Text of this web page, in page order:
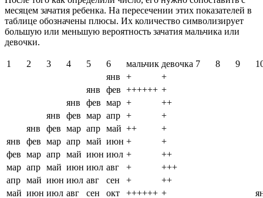
месяцем зачатия ребенка. На пересечении этих показателей в
таблице обозначены плюсы. Их количество символизирует
большую или меньшую вероятность зачатия мальчика или
девочки.
1 2 3 4 5 6 мальчик девочка 7 8 9
янв
+
+
янв
фев ++++++ +
янв
фев мар +
++
янв
фев мар апр +
+
янв
фев мар апр май ++
+
янв
фев мар апр май июн +
+
фев мар апр май июн июл +
++
мар апр май июн июл авг +
+++
апр май июн июл авг сен +
++
май июн июл авг сен окт ++++++ +